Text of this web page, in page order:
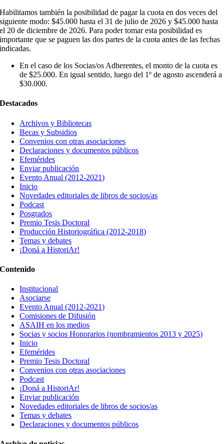
Habilitamos también la posibilidad de pagar la cuota en dos veces del
siguiente modo: $45.000 hasta el 31 de julio de 2026 y $45.000 hasta
el 20 de diciembre de 2026. Para poder tomar esta posibilidad es
importante que se paguen las dos partes de la cuota antes de las fechas
indicadas.
En el caso de los Socias/os Adherentes, el monto de la cuota es
de $25.000. En igual sentido, luego del 1º de agosto ascenderá a
$30.000.
Destacados
Archivos y Bibliotecas
Becas y Subsidios
Convenios con otras asociaciones
Declaraciones y documentos públicos
Efemérides
Enviar publicación
Evento Anual (2012-2021)
Inicio
Novedades editoriales de libros de socios/as
Podcast
Posgrados
Premio Tesis Doctoral
Producción Historiográfica (2012-2018)
Temas y debates
¡Doná a HistoriAr!
Contenido
Institucional
Asociarse
Evento Anual (2012-2021)
Comisiones de Difusión
ASAIH en los medios
Socias y socios Honorarios (nombramientos 2013 y 2025)
Inicio
Efemérides
Premio Tesis Doctoral
Convenios con otras asociaciones
Podcast
¡Doná a HistoriAr!
Enviar publicación
Novedades editoriales de libros de socios/as
Temas y debates
Declaraciones y documentos públicos